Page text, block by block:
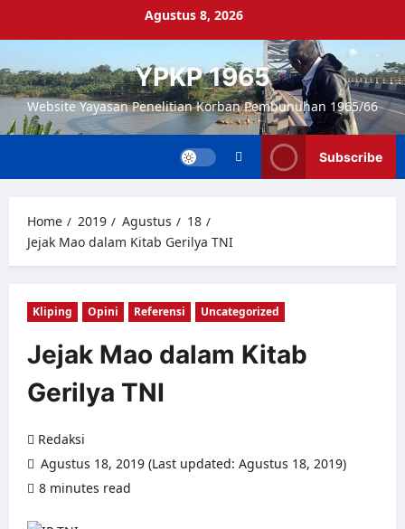
Agustus 8, 2026
YPKP 1965
Website Yayasan Penelitian Korban Pembunuhan 1965/66
Subscribe
Home 2019 Agustus
18
Jejak Mao dalam Kitab Gerilya TNI
Kliping Opini Referensi Uncategorized
Jejak Mao dalam Kitab
Gerilya TNI
Redaksi
Agustus 18, 2019 (Last updated: Agustus 18, 2019)
8 minutes read